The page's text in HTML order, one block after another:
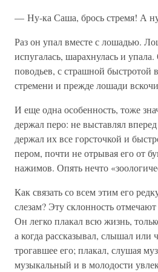
— Ну-ка Саша, брось стремя! А
Раз он упал вместе с лошадью.
испугалась, шарахнулась и
поводьев, с страшной быстротой
стремени и прежде лошади
И еще одна особенность, тоже
держал перо: не выставлял
держал их все горсточкой и
пером, почти не отрывая его от
нажимов. Опять нечто
Как связать со всем этим его
слезам? Эту склонность
Он легко плакал всю жизнь,
а когда рассказывал, слышал или
трогавшее его; плакал, слушая
музыкальный и в молодости